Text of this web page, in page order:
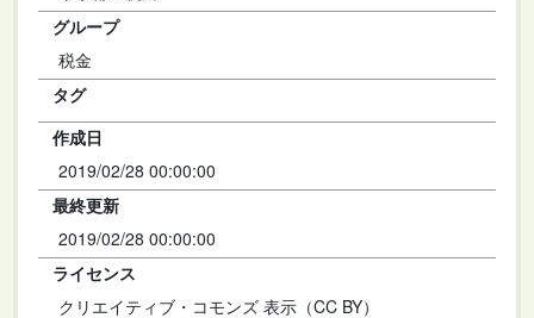
グループ
税金
タグ
作成日
2019/02/28 00:00:00
最終更新
2019/02/28 00:00:00
ライセンス
クリエイティブ・コモンズ 表示（CC BY）